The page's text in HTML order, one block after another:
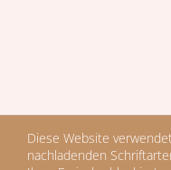
© 2022 Copyright | Design
Impressum|
Diese Website
nachladenden